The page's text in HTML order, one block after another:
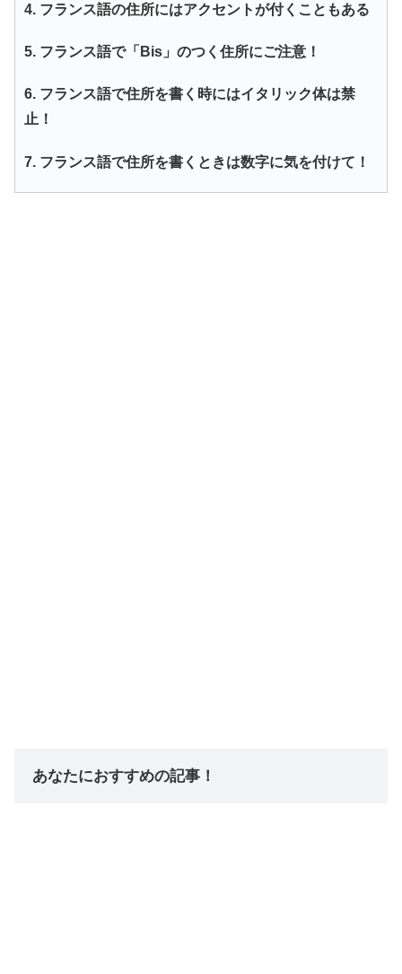
4. フランス語の住所にはアクセントが付くこともある
5. フランス語で「Bis」のつく住所にご注意！
6. フランス語で住所を書く時にはイタリック体は禁
止！
7. フランス語で住所を書くときは数字に気を付けて！
あなたにおすすめの記事！